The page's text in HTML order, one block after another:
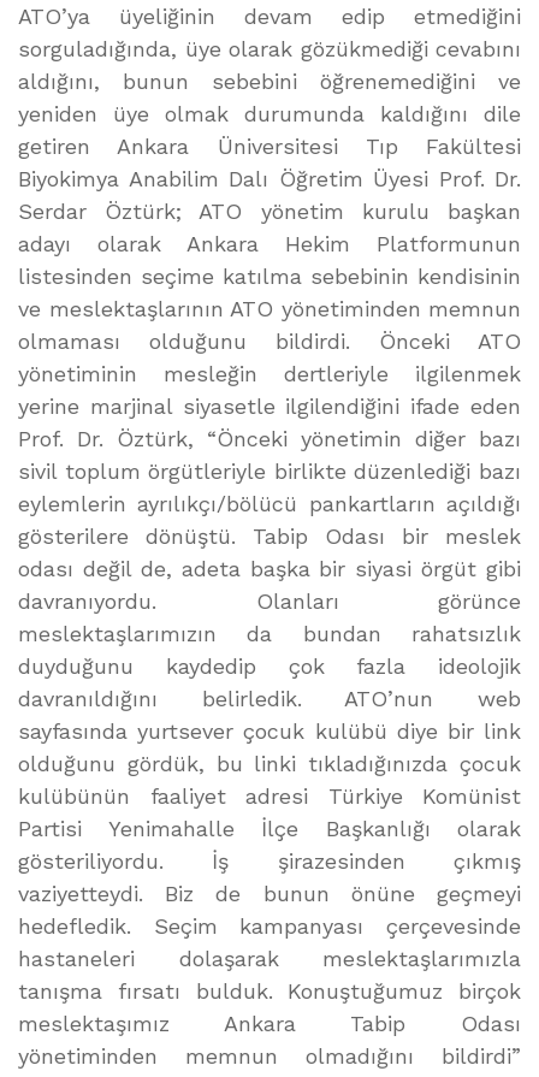
ATO’ya üyeliğinin devam edip etmediğini
sorguladığında, üye olarak gözükmediği cevabını
aldığını, bunun sebebini öğrenemediğini ve
yeniden üye olmak durumunda kaldığını dile
getiren Ankara Üniversitesi Tıp Fakültesi
Biyokimya Anabilim Dalı Öğretim Üyesi Prof. Dr.
Serdar Öztürk; ATO yönetim kurulu başkan
adayı olarak Ankara Hekim Platformunun
listesinden seçime katılma sebebinin kendisinin
ve meslektaşlarının ATO yönetiminden memnun
olmaması olduğunu bildirdi. Önceki ATO
yönetiminin mesleğin dertleriyle ilgilenmek
yerine marjinal siyasetle ilgilendiğini ifade eden
Prof. Dr. Öztürk, “Önceki yönetimin diğer bazı
sivil toplum örgütleriyle birlikte düzenlediği bazı
eylemlerin ayrılıkçı/bölücü pankartların açıldığı
gösterilere dönüştü. Tabip Odası bir meslek
odası değil de, adeta başka bir siyasi örgüt gibi
davranıyordu. Olanları görünce
meslektaşlarımızın da bundan rahatsızlık
duyduğunu kaydedip çok fazla ideolojik
davranıldığını belirledik. ATO’nun web
sayfasında yurtsever çocuk kulübü diye bir link
olduğunu gördük, bu linki tıkladığınızda çocuk
kulübünün faaliyet adresi Türkiye Komünist
Partisi Yenimahalle İlçe Başkanlığı olarak
gösteriliyordu. İş şirazesinden çıkmış
vaziyetteydi. Biz de bunun önüne geçmeyi
hedefledik. Seçim kampanyası çerçevesinde
hastaneleri dolaşarak meslektaşlarımızla
tanışma fırsatı bulduk. Konuştuğumuz birçok
meslektaşımız Ankara Tabip Odası
yönetiminden memnun olmadığını bildirdi”